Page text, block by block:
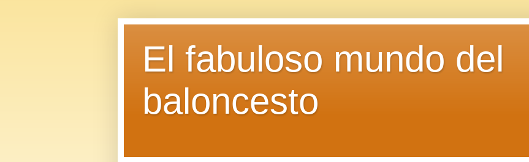
El fabuloso mundo del
baloncesto